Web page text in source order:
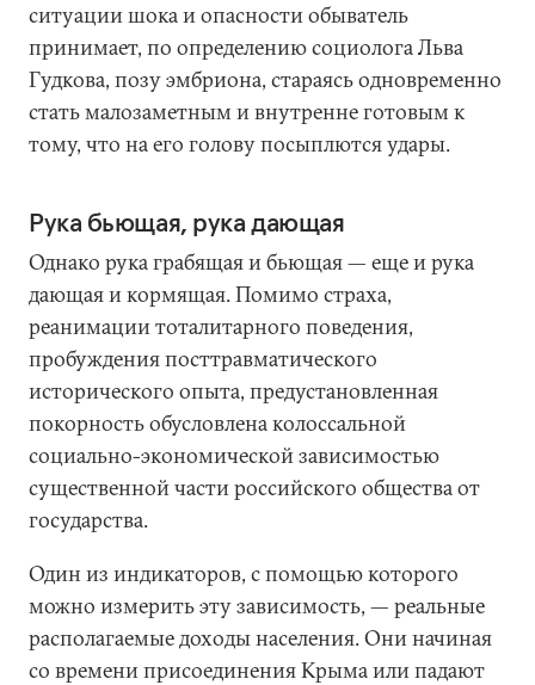
ситуации шока и опасности обыватель
принимает, по определению социолога Льва
Гудкова, позу эмбриона, стараясь одновременно
стать малозаметным и внутренне готовым к
тому, что на его голову посыплются удары.
Рука бьющая, рука дающая
Однако рука грабящая и бьющая — еще и рука
дающая и кормящая. Помимо страха,
реанимации тоталитарного поведения,
пробуждения посттравматического
исторического опыта, предустановленная
покорность обусловлена колоссальной
социально-экономической зависимостью
существенной части российского общества от
государства.
Один из индикаторов, с помощью которого
можно измерить эту зависимость, — реальные
располагаемые доходы населения. Они начиная
со времени присоединения Крыма или падают